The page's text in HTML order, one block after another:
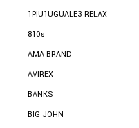
1PIU1UGUALE3 RELAX
810s
AMA BRAND
AVIREX
BANKS
BIG JOHN